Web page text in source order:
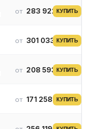
от 283 922 ₽КУПИТЬ
от 301 033 ₽КУПИТЬ
от 208 593 ₽КУПИТЬ
от 171 258 ₽КУПИТЬ